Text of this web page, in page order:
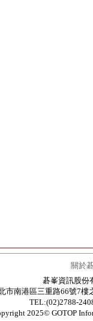
關於
碁峯資訊股份
市南港區三重路66號7樓
TEL:(02)2788-
2025© GOTOP